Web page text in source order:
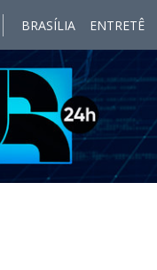
BRASÍLIA ENTRETÊ